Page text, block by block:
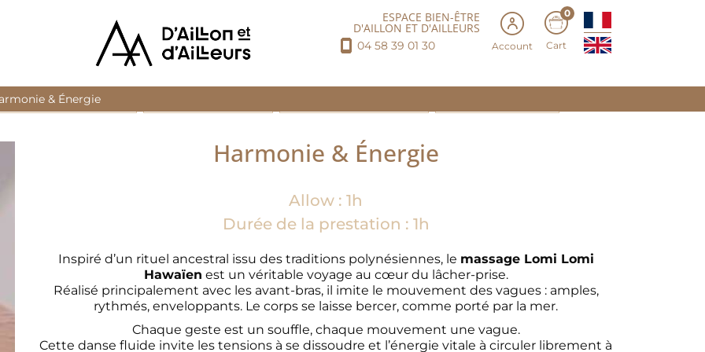
ESPACE BIEN-ÊTRE
D'AILLON ET D'AILLEURS
04 58 39 01 30 Account
0
Cart
& Énergie
Les Composés d’Exception
Harmonie & Énergie
Allow : 1h
Durée de la prestation : 1h
Inspiré d’un rituel ancestral issu des traditions polynésiennes, le massage Lomi Lomi
Hawaïen est un véritable voyage au cœur du lâcher-prise.
Réalisé principalement avec les avant-bras, il imite le mouvement des vagues : amples,
rythmés, enveloppants. Le corps se laisse bercer, comme porté par la mer.
Chaque geste est un souffle, chaque mouvement une vague.
Cette danse fluide invite les tensions à se dissoudre et l’énergie vitale à circuler librement à